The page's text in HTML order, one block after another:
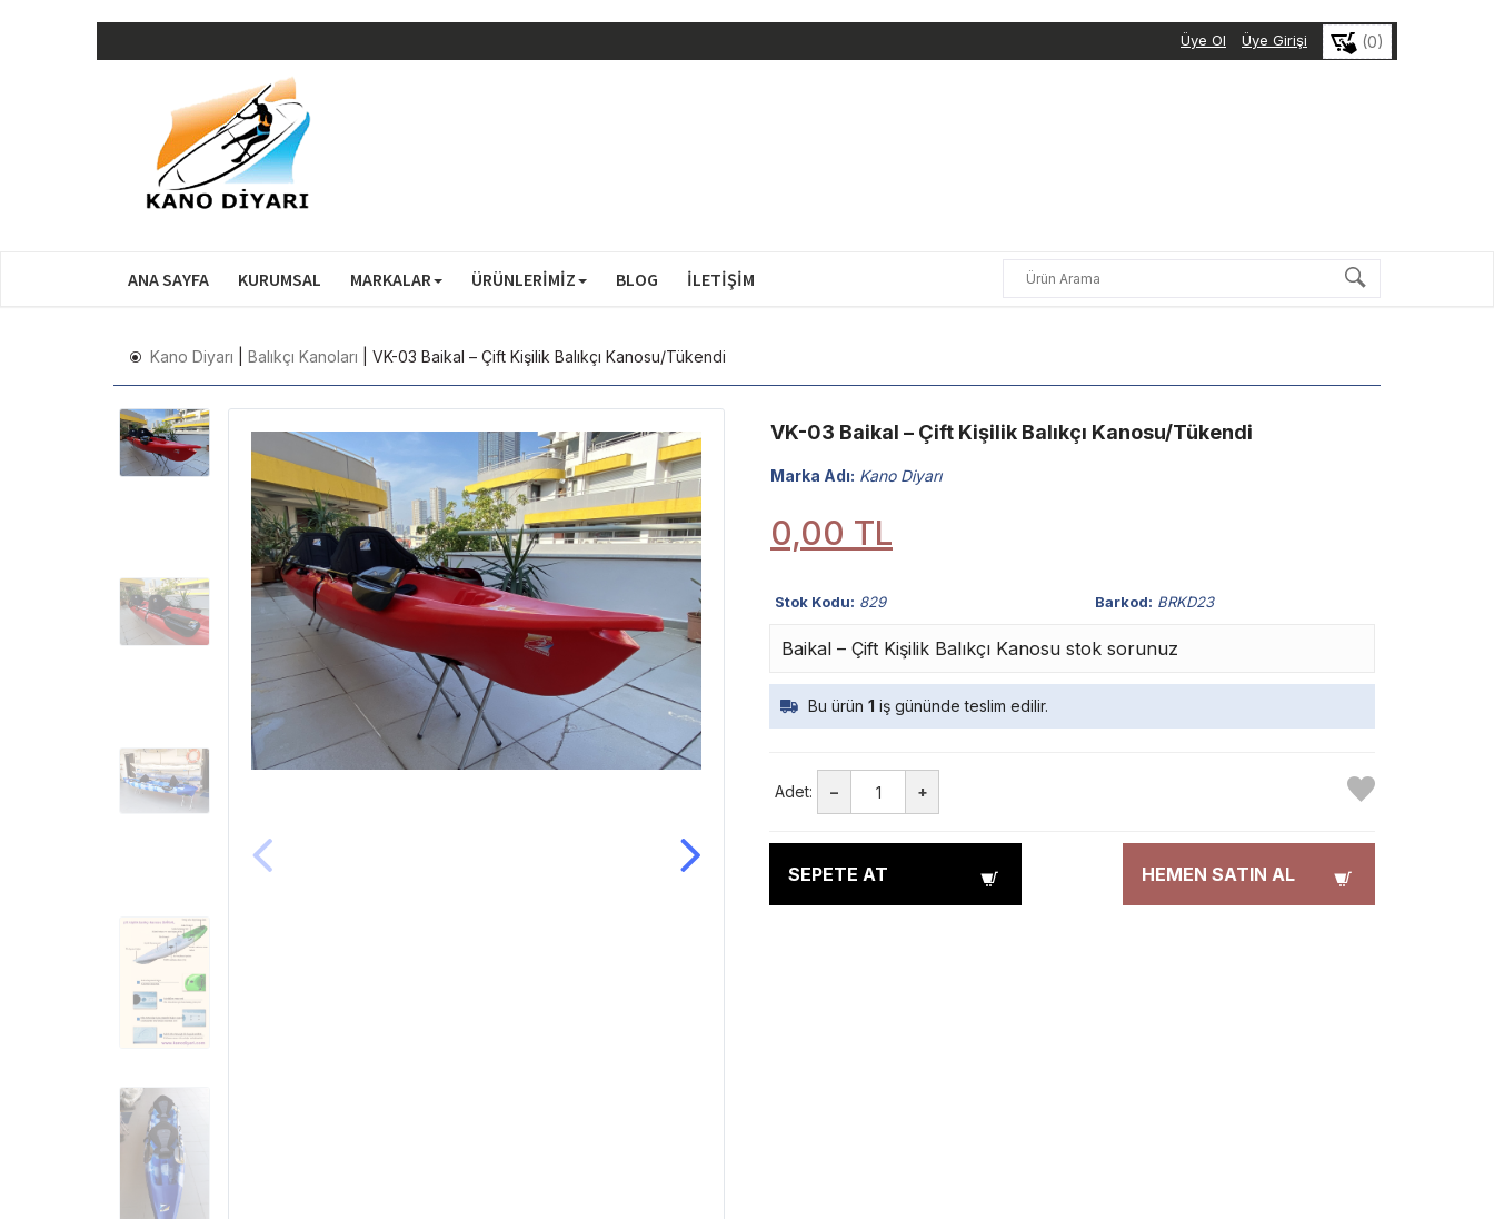
Üye Ol Üye Girişi (0)
ANA SAYFA KURUMSAL MARKALAR ÜRÜNLERİMİZ BLOG İLETİŞİM
Kano Diyarı Balıkçı Kanoları | VK-03 Baikal – Çift Kişilik Balıkçı Kanosu/Tükendi
VK-03 Baikal – Çift Kişilik Balıkçı Kanosu/Tükendi
Marka Adı: Kano Diyarı
0,00 TL
Stok Kodu: 829 Barkod: BRKD23
Baikal – Çift Kişilik Balıkçı Kanosu stok sorunuz
Bu ürün 1 iş gününde teslim edilir.
Adet: – +
SEPETE AT HEMEN SATIN AL